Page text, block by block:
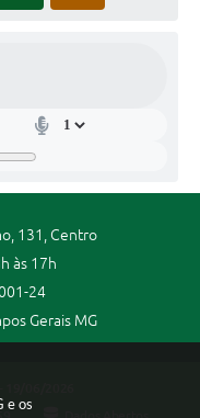
e os
131, Centro
às 17h
24
Gerais MG